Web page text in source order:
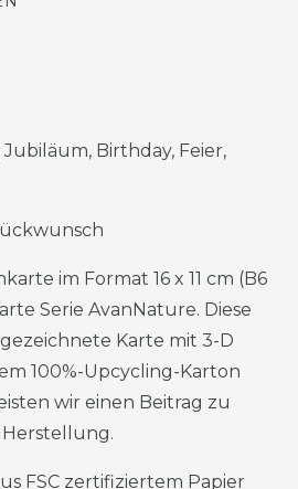
Birthday, Feier,
im Format 16 x 11 cm (B6
Serie AvanNature. Diese
Karte mit 3-D
100%-Upcycling-Karton
wir einen Beitrag zu
FSC zertifiziertem Papier